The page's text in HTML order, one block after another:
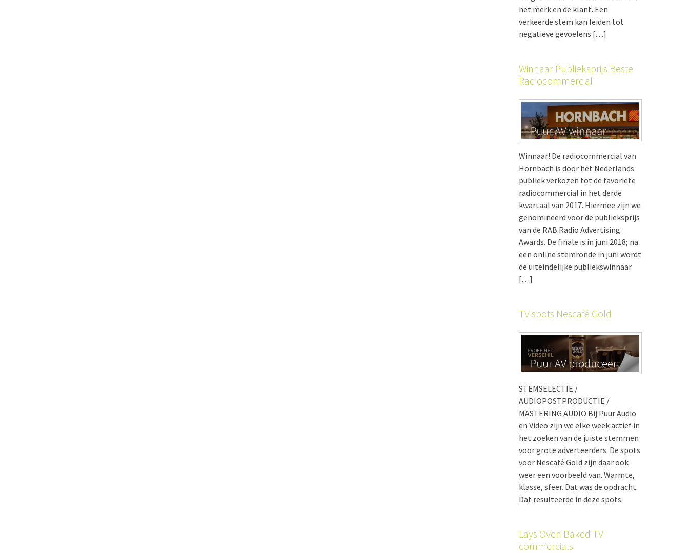
het merk en de klant. Een
verkeerde stem kan leiden tot
negatieve gevoelens […]
Winnaar Publieksprijs Beste
Radiocommercial
Winnaar! De radiocommercial van
Hornbach is door het Nederlands
publiek verkozen tot de favoriete
radiocommercial in het derde
kwartaal van 2017. Hiermee zijn we
genomineerd voor de publieksprijs
van de RAB Radio Advertising
Awards. De finale is in juni 2018; na
een online stemronde in juni wordt
de uiteindelijke publiekswinnaar
[…]
TV spots Nescafé Gold
STEMSELECTIE /
AUDIOPOSTPRODUCTIE /
MASTERING AUDIO Bij Puur Audio
en Video zijn we elke week actief in
het zoeken van de juiste stemmen
voor grote adverteerders. De spots
voor Nescafé Gold zijn daar ook
weer een voorbeeld van. Warmte,
klasse, sfeer. Dat was de opdracht.
Dat resulteerde in deze spots:
Lays Oven Baked TV
commercials